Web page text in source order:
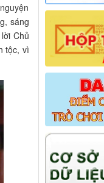
sáng
Chủ
tộc, vì